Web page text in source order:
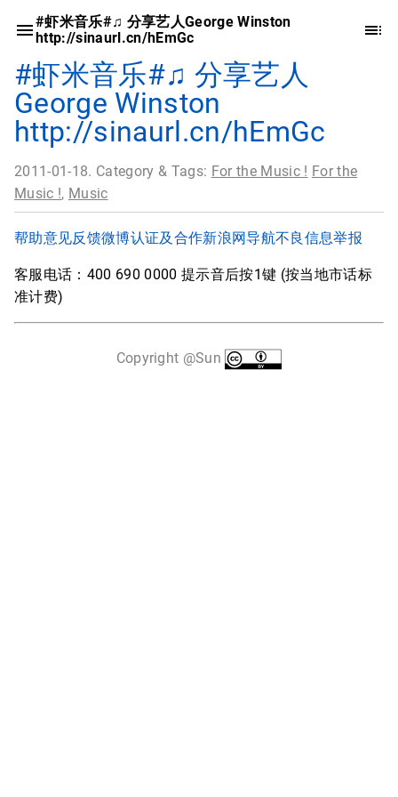
#虾米音乐#♫ 分享艺人George Winston
http://sinaurl.cn/hEmGc
#虾米音乐#♫ 分享艺人
George Winston
http://sinaurl.cn/hEmGc
2011-01-18. Category & Tags: For the Music ! For the
Music !, Music
帮助意见反馈微博认证及合作新浪网导航不良信息举报
客服电话：400 690 0000 提示音后按1键 (按当地市话标
准计费)
Copyright @Sun